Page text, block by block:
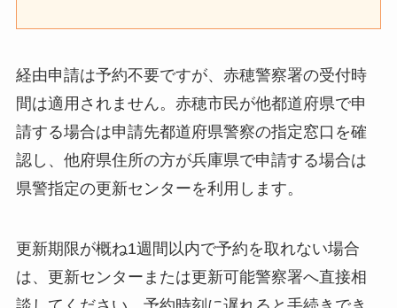
経由申請は予約不要ですが、赤穂警察署の受付時
間は適用されません。赤穂市民が他都道府県で申
請する場合は申請先都道府県警察の指定窓口を確
認し、他府県住所の方が兵庫県で申請する場合は
県警指定の更新センターを利用します。
更新期限が概ね1週間以内で予約を取れない場合
は、更新センターまたは更新可能警察署へ直接相